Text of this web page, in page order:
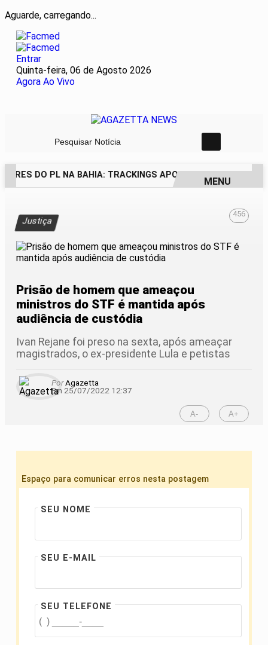
Aguarde, carregando...
Entrar
Quinta-feira, 06 de Agosto 2026
Agora Ao Vivo
Pesquisar Notícia
DO PL NA BAHIA: TRACKINGS APONTAM DRA. RAISSA
MENU
Justiça
456
Prisão de homem que ameaçou
ministros do STF é mantida após
audiência de custódia
Ivan Rejane foi preso na sexta, após ameaçar
magistrados, o ex-presidente Lula e petistas
PorAgazetta
Em 25/07/2022 12:37
A- A+
Espaço para comunicar erros nesta postagem
SEU NOME
SEU E-MAIL
SEU TELEFONE